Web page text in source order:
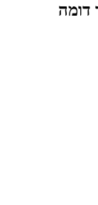
דומה